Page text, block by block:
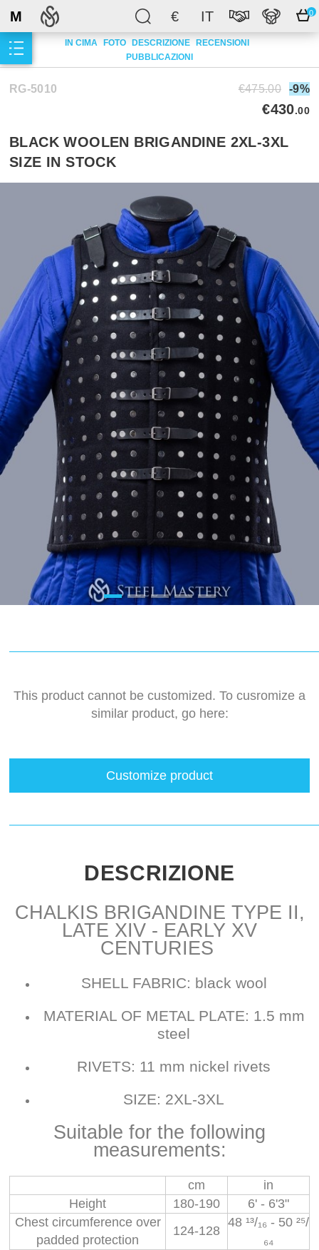
€ IT 0
M
IN CIMA FOTO DESCRIZIONE
RECENSIONI
PUBBLICAZIONI
RG-5010 €475.00 -9%
€430.00
BLACK WOOLEN BRIGANDINE 2XL-3XL
SIZE IN STOCK
This product cannot be customized. To cusromize a
similar product, go here:
Customize product
DESCRIZIONE
CHALKIS BRIGANDINE TYPE II,
LATE XIV - EARLY XV
CENTURIES
SHELL FABRIC: black wool
MATERIAL OF METAL PLATE: 1.5 mm
steel
RIVETS: 11 mm nickel rivets
SIZE: 2XL-3XL
Suitable for the following
measurements:
cm
in
Height
180-190
6' - 6'3"
Chest circumference over
padded protection
124-128
48 ¹³/₁₆ - 50 ²⁵/
₆₄